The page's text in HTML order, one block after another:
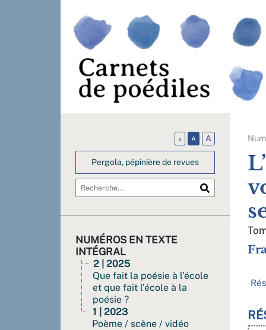
A A A
Pergola, pépinière de revues
NUMÉROS EN TEXTE
INTÉGRAL
2 | 2025
Que fait la poésie à l’école
et que fait l’école à la
poésie ?
1 | 2023
Poème / scène / vidéo